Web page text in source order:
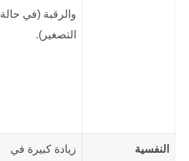
والرقبة (في حالة
التصغير).
النفسية
زيادة كبيرة في